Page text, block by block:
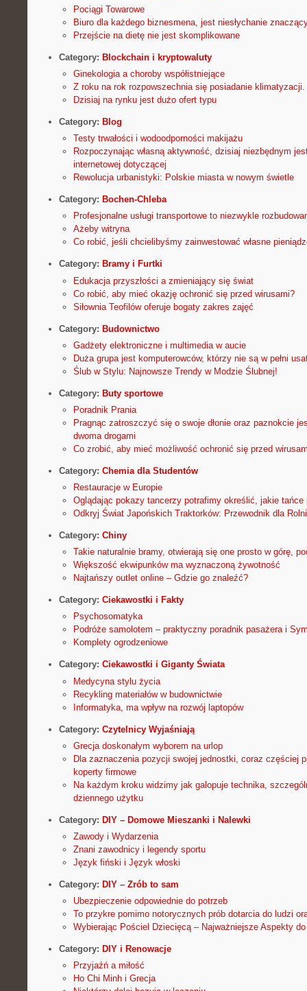
Pociągi Towarowe
Biuro dla każdego biznesmena, jest niesłychanie
Przejście na dietę nie jest skomplikowane
Category: Blockchain i kryptowaluty
Ginekologia a choroby współistniejące
Z roku na rok rozpowszechnia się posiadanie klimatyzacji.
Dzisiaj na rynku jest dużo ofert typu
Category: Blog
Testy trwałości i wodoodporności makijażu
Rozpoczynając własną aktywność, dzisiaj niezbędnym
internetowej dotyczącej
Rewolucja urbanistyki: Polskie miasta w nowym świetle
Category: Bochen-Chleba
Profesjonalne usługi transportowe to niezwykle
Ażeby witryna
Co robić, jeśli chcielibyśmy zainwestować własne
Category: Bramy i Furtki
Edukacja przyszłości a zmieniający się świat
Co robić, aby mieć okazję ochronić się przed wirusami?
Siłownia Teofilów oferuje bogaty zakres zajęć
Category: Budownictwo
Gadżety elektroniczne i multimedia w aucie
Duża grupa jest komputerowców, którzy nie są w pełni
Ślub w Stylu: Najnowsze Trendy w Modzie Ślubnej!
Category: Buty sportowe
Poradnik Prania
Pragnąc zatroszczyć się o swoje dłonie oraz paznokcie
dwoma drogami
Co zrobić, aby mieć możliwość ochronić się przed
Category: Chemia dla Studentów
Restauracje w Europie
Oglądając pokazy tancerzy potrafimy określić, jakie tańce
Odkryj Świat Japońskich Traktorków: Przewodnik dla
Category: Chiny
Takie naturalnie bramy, otwierają się one prosto w górę,
Większość ekwipunków ma wyznaczoną żywotność
Najtańszy outlet online – Gdzie go znaleźć?
Category: Ciekawostki i Fakty
Psychosomatyka
Podróże samolotem – praktyczny poradnik pasażera i
Komplety ogrodzeniowe
Category: Ciekawostki i Giganty Świata
Medycyna stylu życia
Recykling materiałów w budownictwie
Informatyka, ma wpływ na rozwój laptopów
Category: Czytelnicy Wyjaśniają
Grecja doskonałym wyborem na urlop
Dla zaznaczenia pozycji swojej jednostki, coraz częściej
koperty firmowe
Na każdym kroku widzimy jak galopuje technika,
dziennego użytku
Category: DIY – Domowe Mieszanki i Nalewki
Zawody i Wydarzenia
Znani zawodnicy i legendy sportu
Język fiński i Język włoski
Category: DIY – Zrób to sam
Ubezpieczenie odpowiednie do potrzeb
To przykre pomimo notorycznych prób dotarcia do ludzi
Wybierając Pościel Dziecięcą – Najważniejsze Aspekty
Category: DIY i Renowacje
Przyjaźń a miłość
Ho Chi Minh i Grecja